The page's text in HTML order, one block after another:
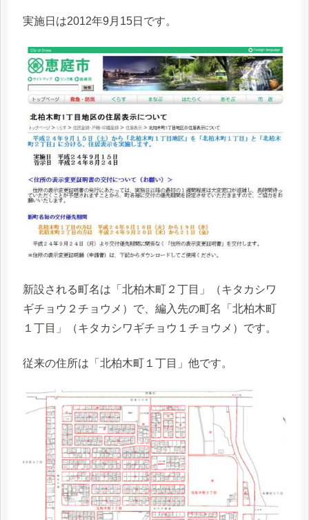
実施日は2012年9月15日です。
新設される町名は「北柏木町２丁目」（キタカシワ
ギチョウ２チョウメ）で、編入先の町名「北柏木町
１丁目」（キタカシワギチョウ１チョウメ）です。
従来の住所は「北柏木町１丁目」他です。